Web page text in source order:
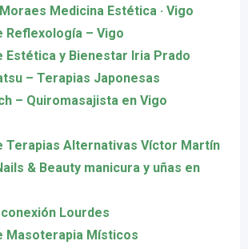
Medicina Estética · Vigo
Reflexología – Vigo
Estética y Bienestar Iria Prado
– Terapias Japonesas
– Quiromasajista en Vigo
Terapias Alternativas Víctor Martín
& Beauty manicura y uñas en
Lourdes
Masoterapia Místicos